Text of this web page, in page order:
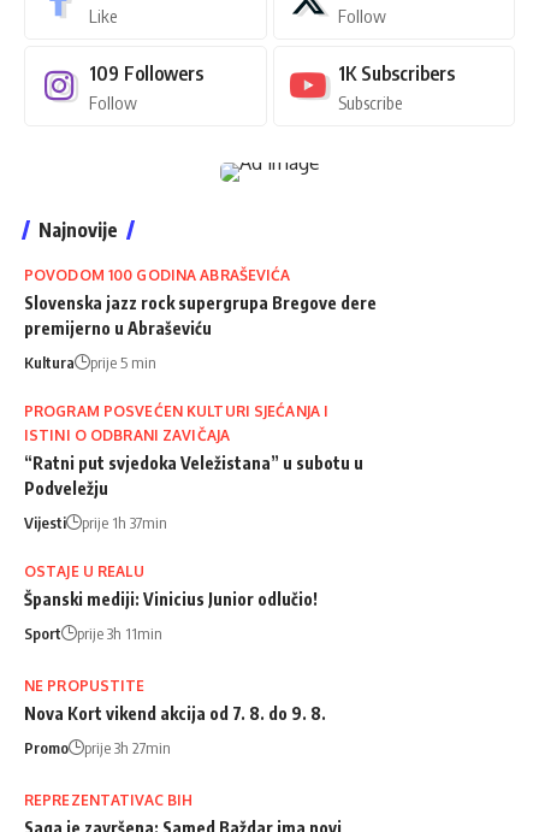
Like Follow
109 Followers
Follow
1K Subscribers
Subscribe
Najnovije
POVODOM 100 GODINA ABRAŠEVIĆA
Slovenska jazz rock supergrupa Bregove dere
premijerno u Abraševiću
Kultura prije 5 min
PROGRAM POSVEĆEN KULTURI SJEĆANJA I
ISTINI O ODBRANI ZAVIČAJA
“Ratni put svjedoka Veležistana” u subotu u
Podveležju
Vijesti prije 1h 37min
OSTAJE U REALU
Španski mediji: Vinicius Junior odlučio!
Sport prije 3h 11min
NE PROPUSTITE
Nova Kort vikend akcija od 7. 8. do 9. 8.
Promo prije 3h 27min
REPREZENTATIVAC BIH
Saga je završena: Samed Baždar ima novi